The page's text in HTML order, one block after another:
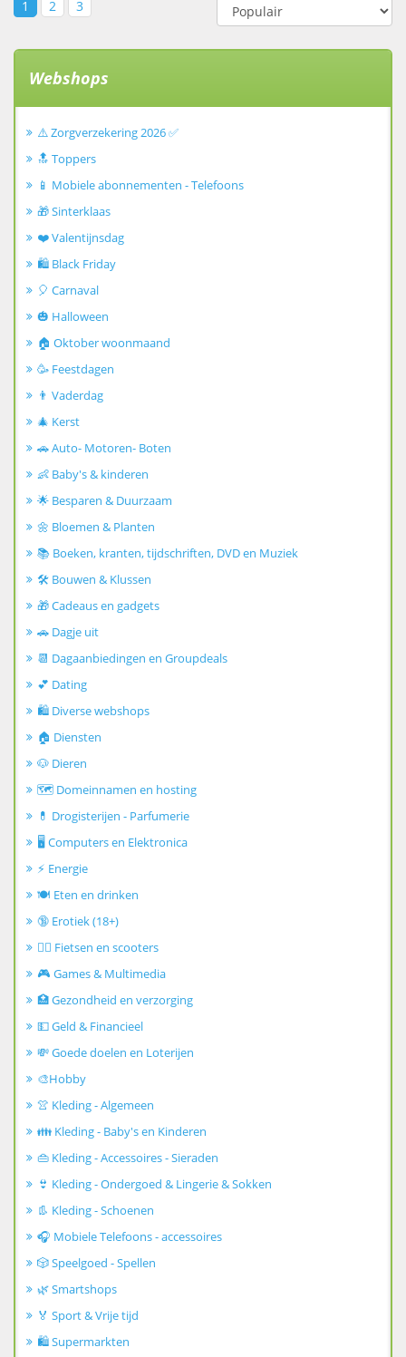
1 2 3
Webshops
⚠️ Zorgverzekering 2026 ✅
🔝 Toppers
📱 Mobiele abonnementen - Telefoons
🎁 Sinterklaas
❤️ Valentijnsdag
🛍️ Black Friday
🎈 Carnaval
🎃 Halloween
🏠 Oktober woonmaand
🥳 Feestdagen
👨 Vaderdag
🎄 Kerst
🚗 Auto- Motoren- Boten
👶 Baby's & kinderen
🌟 Besparen & Duurzaam
🌼 Bloemen & Planten
📚 Boeken, kranten, tijdschriften, DVD en Muziek
🛠️ Bouwen & Klussen
🎁 Cadeaus en gadgets
🚗 Dagje uit
📆 Dagaanbiedingen en Groupdeals
💕 Dating
🛍️ Diverse webshops
🏠 Diensten
🐶 Dieren
🗺️ Domeinnamen en hosting
💊 Drogisterijen - Parfumerie
🖥️ Computers en Elektronica
⚡ Energie
🍽️ Eten en drinken
🔞 Erotiek (18+)
🚴‍♂️ Fietsen en scooters
🎮 Games & Multimedia
🏥 Gezondheid en verzorging
💵 Geld & Financieel
💸 Goede doelen en Loterijen
🎨Hobby
👚 Kleding - Algemeen
👪 Kleding - Baby's en Kinderen
👜 Kleding - Accessoires - Sieraden
👙 Kleding - Ondergoed & Lingerie & Sokken
👢 Kleding - Schoenen
🎧 Mobiele Telefoons - accessoires
🎲 Speelgoed - Spellen
🌿 Smartshops
🏅 Sport & Vrije tijd
🛍️ Supermarkten